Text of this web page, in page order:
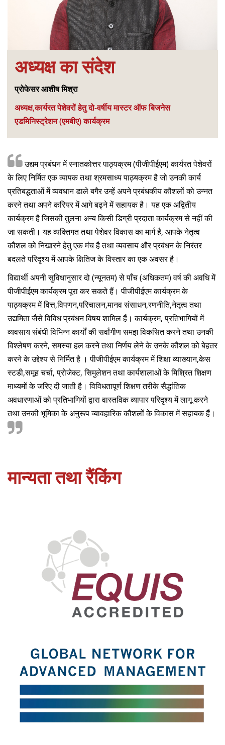
अध्यक्ष का संदेश
प्रोफेसर आशीष मिश्रा
अध्यक्ष,कार्यरत पेशेवरों हेतु दो-वर्षीय मास्टर ऑफ बिजनेस
एडमिनिस्ट्रेशन (एमबीए) कार्यक्रम
उद्यम प्रबंधन में स्नातकोत्तर पाठ्यक्रम (पीजीपीईएम) कार्यरत पेशेवरों
के लिए निर्मित एक व्यापक तथा श्रमसाध्य पाठ्यक्रम है जो उनकी कार्य
प्रतिबद्धताओं में व्यवधान डाले बगैर उन्हें अपने प्रबंधकीय कौशलों को उन्नत
करने तथा अपने करियर में आगे बढ्ने में सहायक है। यह एक अद्वितीय
कार्यक्रम है जिसकी तुलना अन्य किसी डिग्री प्रदाता कार्यक्रम से नहीं की
जा सकती। यह व्यक्तिगत तथा पेशेवर विकास का मार्ग है, आपके नेतृत्व
कौशल को निखारने हेतु एक मंच है तथा व्यवसाय और प्रबंधन के निरंतर
बदलते परिदृश्य में आपके क्षितिज के विस्तार का एक अवसर है।
विद्यार्थी अपनी सुविधानुसार दो (न्यूनतम) से पाँच (अधिकतम) वर्ष की अवधि में
पीजीपीईएम कार्यक्रम पूरा कर सकते हैं। पीजीपीईएम कार्यक्रम के
पाठ्यक्रम में वित्त,विपणन,परिचालन,मानव संसाधन,रणनीति,नेतृत्व तथा
उद्यमिता जैसे विविध प्रबंधन विषय शामिल हैं। कार्यक्रम, प्रतिभागियों में
व्यवसाय संबंधी विभिन्न कार्यों की सर्वांगीण समझ विकसित करने तथा उनकी
विश्लेषण करने, समस्या हल करने तथा निर्णय लेने के उनके कौशल को बेहतर
करने के उद्देश्य से निर्मित है । पीजीपीईएम कार्यक्रम में शिक्षा व्याख्यान,केस
स्टडी,समूह चर्चा, प्रोजेक्ट, सिमुलेशन तथा कार्यशालाओं के मिश्रित शिक्षण
माध्यमों के जरिए दी जाती है। विविधतापूर्ण शिक्षण तरीके सैद्धांतिक
अवधारणाओं को प्रतिभागियों द्वारा वास्तविक व्यापार परिदृश्य में लागू करने
तथा उनकी भूमिका के अनुरूप व्यावहारिक कौशलों के विकास में सहायक हैं।

मान्यता तथा रैंकिंग